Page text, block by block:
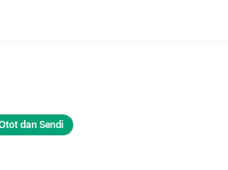
dan Sendi